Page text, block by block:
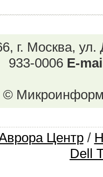
г. Москва,
933-0006 E-
©
Центр/
Dell